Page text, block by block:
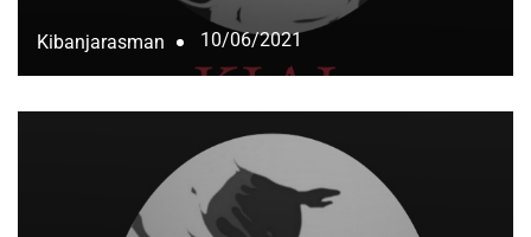
Kibanjarasman 10/06/2021